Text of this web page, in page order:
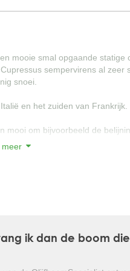
OLIJFWILG
mooie smal opgaande statige
sempervirens al zeer
snoei.
en het zuiden van Frankrijk.
mooi om bijvoorbeeld de
de lente) mooi strak in vorm te
conifeer waarmee
meer
ik dan de boom